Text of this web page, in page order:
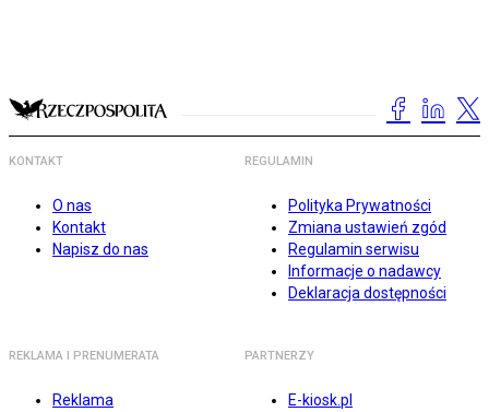
KONTAKT
O nas
Kontakt
Napisz do nas
REGULAMIN
Polityka Prywatności
Zmiana ustawień zgód
Regulamin serwisu
Informacje o nadawcy
Deklaracja dostępności
REKLAMA I PRENUMERATA
Reklama
PARTNERZY
E-kiosk.pl